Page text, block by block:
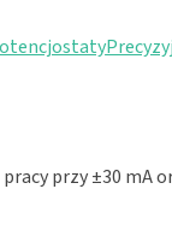
przy ±30 mA